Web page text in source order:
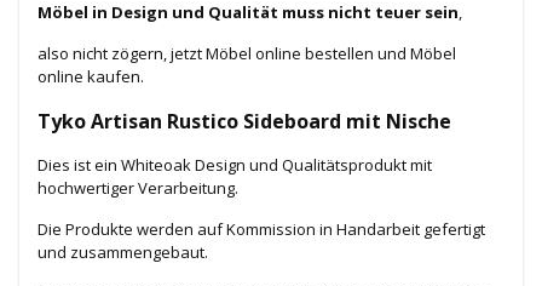
Möbel in Design und Qualität muss nicht teuer sein,
also nicht zögern, jetzt Möbel online bestellen und Möbel
online kaufen.
Tyko Artisan Rustico Sideboard mit Nische
Dies ist ein Whiteoak Design und Qualitätsprodukt mit
hochwertiger Verarbeitung.
Die Produkte werden auf Kommission in Handarbeit gefertigt
und zusammengebaut.